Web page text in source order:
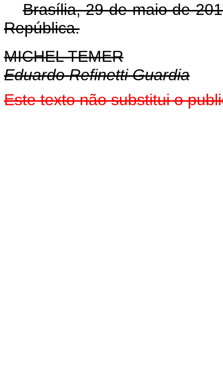
Brasília, 29 de maio de
República.
MICHEL TEMER
Eduardo Refinetti Guardia
Este texto não substitui o